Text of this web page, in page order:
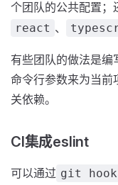
个团队的公共配置；
react 、
有些团队的做法是编
命令行参数来为当前
关依赖。
CI集成eslint
可以通过 git